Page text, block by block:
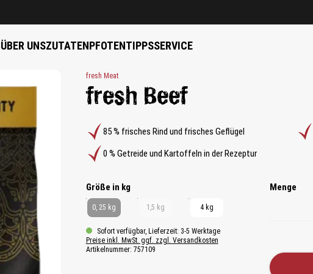
ÜBER UNSZUTATENPFOTENTIPPSSERVICE
fresh Meat
fresh Beef
85 % frisches Rind und frisches Geflügel
0 % Getreide und Kartoffeln in der Rezeptur
Größe in kgauswählen
0, 25 kg 1,5 kg 4 kg
Sofort verfügbar, Lieferzeit: 3-5 Werktage
Preise inkl. MwSt. ggf. zzgl. Versandkosten
Artikelnummer: 757109
Menge